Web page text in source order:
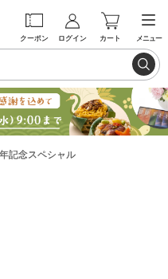
クーポン ログイン カート メニュー
記念スペシャル